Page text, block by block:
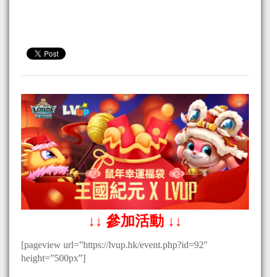
↓↓ 參加活動 ↓↓
[pageview url=”https://lvup.hk/event.php?id=92″
height=”500px”]